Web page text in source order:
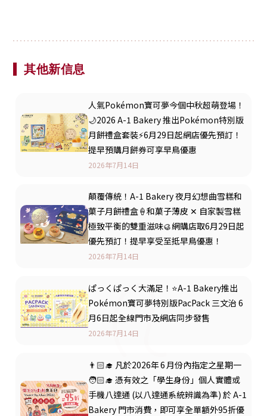
其他新信息
人氣Pokémon寶可夢今個中秋超萌登場！
🌙2026 A-1 Bakery 推出Pokémon特別版
月餅禮盒套裝⚡️6月29日起網店優先預訂！
提早預購月餅券可享早鳥優惠
2026年7月14日
顛覆傳統！A-1 Bakery 夜月幻想曲雪糕和
菓子月餅禮盒🍦和菓子薄皮 ✕ 自家製雪糕
極致平衡的雙重滋味🥮網購店取6月29日起
優先預訂！提早享受至抵早鳥優惠！
2026年7月14日
ぱっくぱっく大滿足！⭐A-1 Bakery推出
Pokémon寶可夢特別版PacPack 三文治 6
月6日起全線門市及網店同步發售
2026年7月14日
👨🏻‍🎓 凡於2026年 6 月份內指定之星期一
🧑🏻‍🎓 憑有效之「學生身份」個人實體或
手機八達通 (以八達通系統辨識為準) 於 A-1
Bakery 門市消費，即可享全單額外95折優